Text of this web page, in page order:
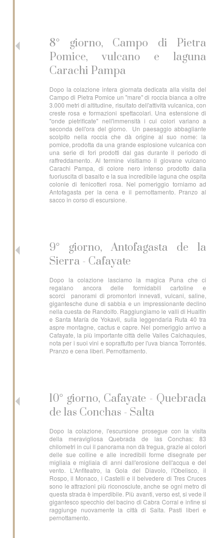
8° giorno, Campo di Pietra
Pomice, vulcano e laguna
Carachi Pampa
Dopo la colazione intera giornata dedicata alla visita del
Campo di Pietra Pomice un "mare" di roccia bianca a oltre
3.000 metri di altitudine, risultato dell'attività vulcanica, con
creste rosa e formazioni spettacolari. Una estensione di
"onde pietrificate" nell'immensità i cui colori variano a
seconda dell'ora del giorno. Un paesaggio abbagliante
scolpito nella roccia che dà origine al suo nome: la
pomice, prodotta da una grande esplosione vulcanica con
una serie di fori prodotti dal gas durante il periodo di
raffreddamento. Al termine visitiamo il giovane vulcano
Carachi Pampa, di colore nero intenso prodotto dalla
fuoriuscita di basalto e la sua incredibile laguna che ospita
colonie di fenicotteri rosa. Nel pomeriggio torniamo ad
Antofagasta per la cena e il pernottamento. Pranzo al
sacco in corso di escursione.
9° giorno, Antofagasta de la
Sierra - Cafayate
Dopo la colazione lasciamo la magica Puna che ci
regalano ancora delle formidabili cartoline e
scorci panorami di promontori innevati, vulcani, saline,
gigantesche dune di sabbia e un impressionante declino
nella cuesta de Randolfo. Raggiungiamo le valli di Hualfín
e Santa María de Yokavil, sulla leggendaria Ruta 40 tra
aspre montagne, cactus e capre. Nel pomeriggio arrivo a
Cafayate, la più importante città delle Valles Calchaquies,
nota per i suoi vini e soprattutto per l'uva bianca Torrontés.
Pranzo e cena liberi. Pernottamento.
10° giorno, Cafayate - Quebrada
de las Conchas - Salta
Dopo la colazione, l'escursione prosegue con la visita
della meravigliosa Quebrada de las Conchas: 83
chilometri in cui il panorama non dà tregua, grazie ai colori
delle sue colline e alle incredibili forme disegnate per
migliaia e migliaia di anni dall'erosione dell'acqua e del
vento. L'Anfiteatro, la Gola del Diavolo, l'Obelisco, il
Rospo, il Monaco, i Castelli e il belvedere di Tres Cruces
sono le attrazioni più riconosciute, anche se ogni metro di
questa strada è imperdibile. Più avanti, verso est, si vede il
gigantesco specchio del bacino di Cabra Corral e infine si
raggiunge nuovamente la città di Salta. Pasti liberi e
pernottamento.